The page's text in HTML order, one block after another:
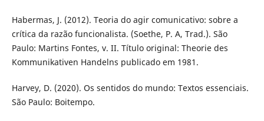
Habermas, J. (2012). Teoria do agir comunicativo: sobre a
crítica da razão funcionalista. (Soethe, P. A, Trad.). São
Paulo: Martins Fontes, v. II. Título original: Theorie des
Kommunikativen Handelns publicado em 1981.
Harvey, D. (2020). Os sentidos do mundo: Textos essenciais.
São Paulo: Boitempo.